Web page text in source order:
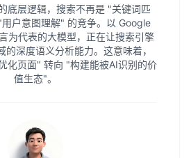
底层逻辑，搜索不再是 "关键词匹
户意图理解" 的竞争。以 Google
为代表的大模型，正在让搜索引擎
的深度语义分析能力。这意味着，
化页面" 转向 "构建能被AI识别的价
值生态"。